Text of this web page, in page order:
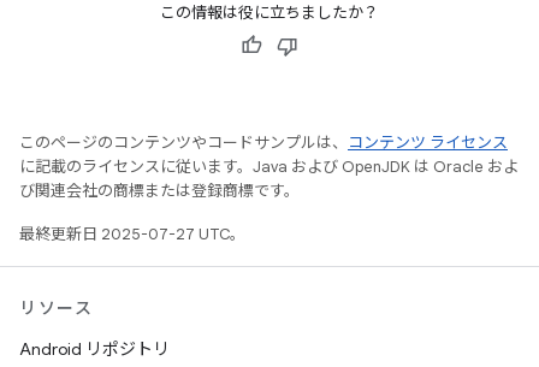
この情報は役に立ちましたか？
このページのコンテンツやコードサンプルは、
コンテンツ ライセンス
に記載のライセンスに従います。Java および OpenJDK は Oracle およ
び関連会社の商標または登録商標です。
最終更新日 2025-07-27 UTC。
リソース
Android リポジトリ